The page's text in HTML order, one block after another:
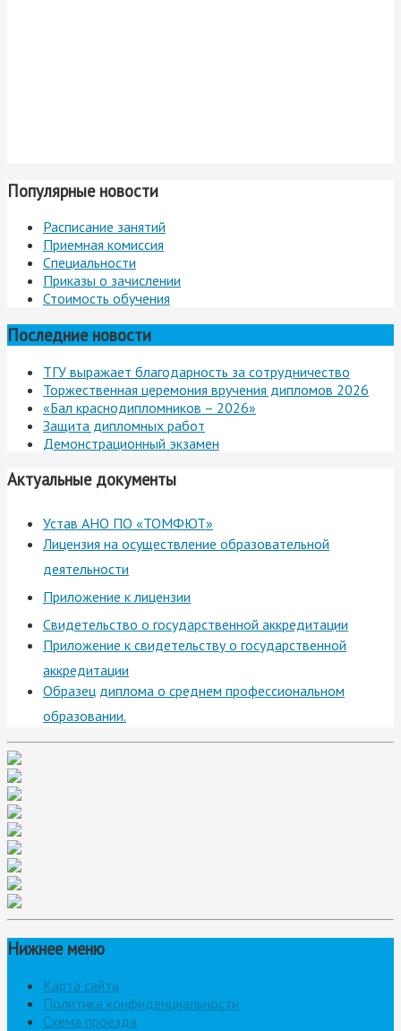
Популярные новости
Расписание занятий
Приемная комиссия
Специальности
Приказы о зачислении
Стоимость обучения
Последние новости
ТГУ выражает благодарность за сотрудничество
Торжественная церемония вручения дипломов 2026
«Бал краснодипломников – 2026»
Защита дипломных работ
Демонстрационный экзамен
Актуальные документы
Устав АНО ПО «ТОМФЮТ»
Лицензия на осуществление образовательной
деятельности
Приложение к лицензии
Свидетельство о государственной аккредитации
Приложение к свидетельству о государственной
аккредитации
Образец диплома о среднем профессиональном
образовании.
Нижнее меню
Карта сайта
Политика конфиденциальности
Схема проезда